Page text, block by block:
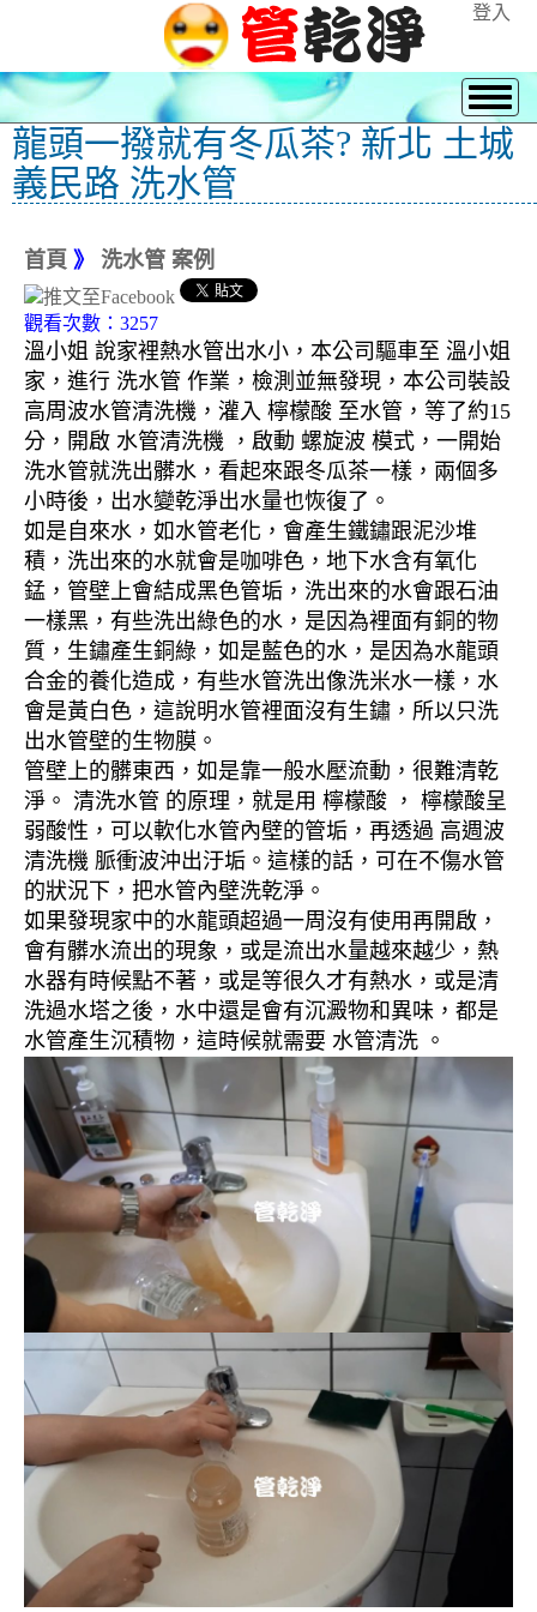
登入
龍頭一撥就有冬瓜茶? 新北 土城
義民路 洗水管
首頁 》 洗水管 案例
觀看次數：3257
溫小姐 說家裡熱水管出水小，本公司驅車至 溫小姐
家，進行 洗水管 作業，檢測並無發現，本公司裝設
高周波水管清洗機，灌入 檸檬酸 至水管，等了約15
分，開啟 水管清洗機 ，啟動 螺旋波 模式，一開始
洗水管就洗出髒水，看起來跟冬瓜茶一樣，兩個多
小時後，出水變乾淨出水量也恢復了。
如是自來水，如水管老化，會產生鐵鏽跟泥沙堆
積，洗出來的水就會是咖啡色，地下水含有氧化
錳，管壁上會結成黑色管垢，洗出來的水會跟石油
一樣黑，有些洗出綠色的水，是因為裡面有銅的物
質，生鏽產生銅綠，如是藍色的水，是因為水龍頭
合金的養化造成，有些水管洗出像洗米水一樣，水
會是黃白色，這說明水管裡面沒有生鏽，所以只洗
出水管壁的生物膜。
管壁上的髒東西，如是靠一般水壓流動，很難清乾
淨。 清洗水管 的原理，就是用 檸檬酸 ， 檸檬酸呈
弱酸性，可以軟化水管內壁的管垢，再透過 高週波
清洗機 脈衝波沖出汙垢。這樣的話，可在不傷水管
的狀況下，把水管內壁洗乾淨。
如果發現家中的水龍頭超過一周沒有使用再開啟，
會有髒水流出的現象，或是流出水量越來越少，熱
水器有時候點不著，或是等很久才有熱水，或是清
洗過水塔之後，水中還是會有沉澱物和異味，都是
水管產生沉積物，這時候就需要 水管清洗 。